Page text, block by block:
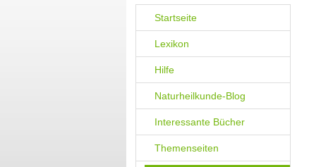
Startseite
Lexikon
Hilfe
Naturheilkunde-Blog
Interessante Bücher
Themenseiten